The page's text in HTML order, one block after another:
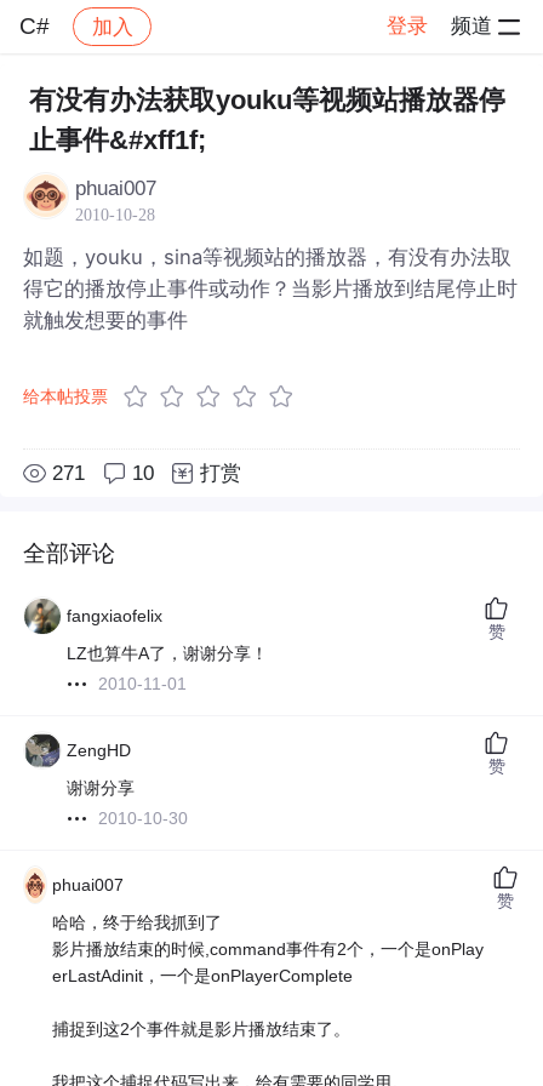
C# 加入 登录 频道
社区 C# 帖子详情
有没有办法获取youku等视频站播放器停
止事件&#xff1f;
phuai007
2010-10-28
如题，youku，sina等视频站的播放器，有没有办法取
得它的播放停止事件或动作？当影片播放到结尾停止时
就触发想要的事件
给本帖投票
271 10 打赏
全部评论
fangxiaofelix
LZ也算牛A了，谢谢分享！
2010-11-01
赞
ZengHD
谢谢分享
2010-10-30
赞
phuai007
哈哈，终于给我抓到了
影片播放结束的时候,command事件有2个，一个是onPlay
erLastAdinit，一个是onPlayerComplete
捕捉到这2个事件就是影片播放结束了。
赞